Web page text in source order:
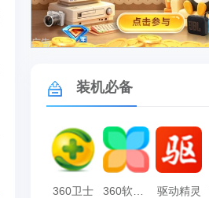
广告
装机必备
360卫士 360软件管家 驱动精灵